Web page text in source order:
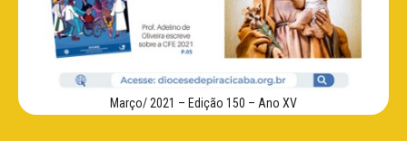
Março/ 2021 – Edição 150 – Ano XV